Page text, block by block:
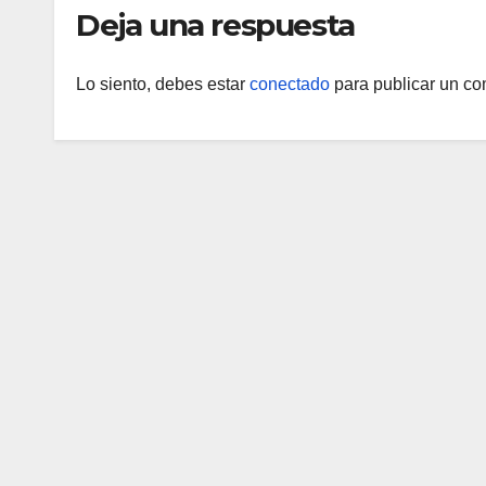
Deja una respuesta
Lo siento, debes estar conectado para publicar un